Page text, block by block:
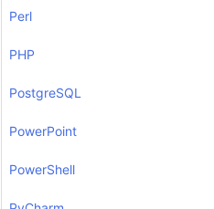
Perl
PHP
PostgreSQL
PowerPoint
PowerShell